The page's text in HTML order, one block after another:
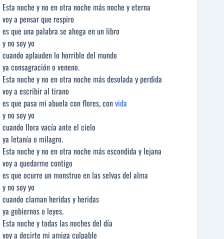
Esta noche y no en otra noche más noche y eterna
voy a pensar que respiro
es que una palabra se ahoga en un libro
y no soy yo
cuando aplauden lo horrible del mundo
ya consagración o veneno.
Esta noche y no en otra noche más desolada y perdida
voy a escribir al tirano
es que pasa mi abuela con flores, convida
y no soy yo
cuando llora vacía ante el cielo
ya letanía o milagro.
Esta noche y no en otra noche más escondida y lejana
voy a quedarme contigo
es que ocurre un monstruo en las selvas del alma
y no soy yo
cuando claman heridas y heridas
ya gobiernos o leyes.
Esta noche y todas las noches del día
voy a decirte mi amiga culpable